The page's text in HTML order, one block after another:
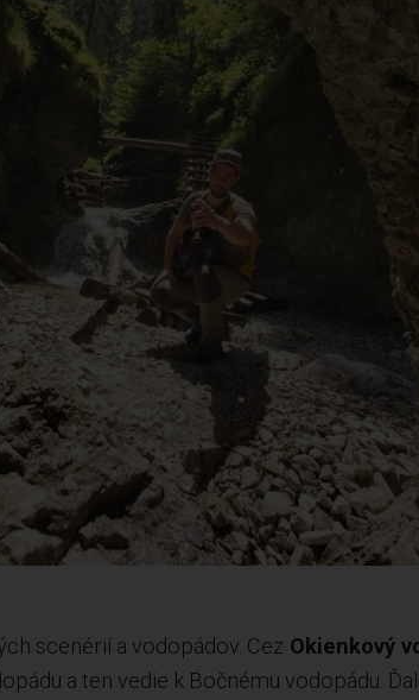
scenérií a vodopádov. Cez Okienkový
a ten vedie k Bočnému vodopádu.